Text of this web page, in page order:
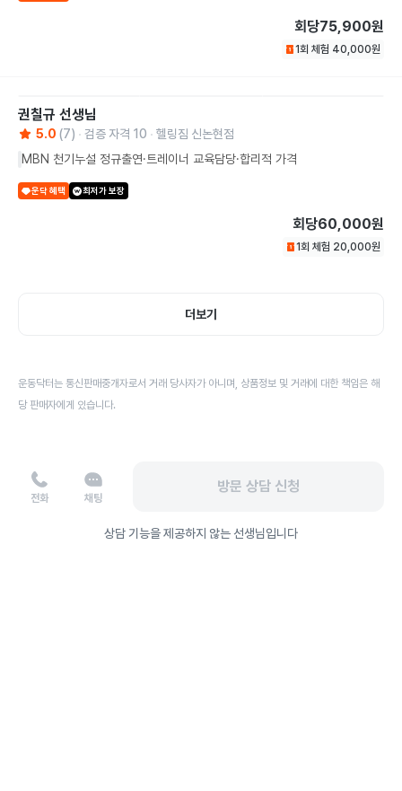
회당75,900원
1회 체험 40,000원
권칠규 선생님
5.0 (7) 검증 자격 10
헬링짐 신논현점
MBN 천기누설 정규출연·트레이너 교육담당·합리적 가격
운닥 혜택 최저가 보장
회당60,000원
1회 체험 20,000원
더보기
운동닥터는 통신판매중개자로서 거래 당사자가 아니며, 상품정보 및 거래에 대한 책임은 해
당 판매자에게 있습니다.
전화 채팅
방문 상담 신청
상담 기능을 제공하지 않는 선생님입니다